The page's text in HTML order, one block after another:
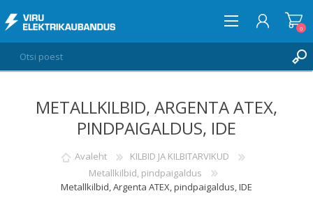
LOGI SISSE
SOOVIKORV
0
METALLKILBID, ARGENTA ATEX,
PINDPAIGALDUS, IDE
Avaleht
KILBID JA KILBITARVIKUD
Metallkilbid, pindpaigaldus
Metallkilbid, Argenta ATEX, pindpaigaldus, IDE